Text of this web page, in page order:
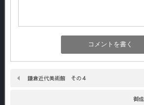
鎌倉近代美術館 その４
御